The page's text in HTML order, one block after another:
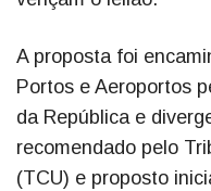
A proposta foi
Portos e Aeroportos
da República e
recomendado pelo
(TCU) e proposto